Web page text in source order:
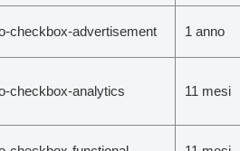
checkbox-advertisement 1 anno
checkbox-analytics 11 mesi